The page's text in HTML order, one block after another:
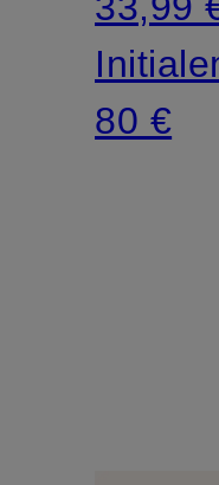
80 €